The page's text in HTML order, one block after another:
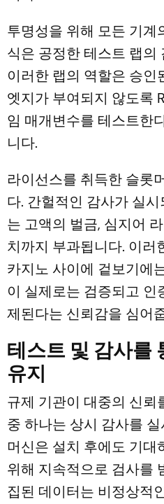
투명성을 위해 모든 기계
식은 공정한 테스트 랩의
이러한 랩의 역할은 승인
엣지가 부여되지 않도록
임 매개변수를 테스트한
니다.
라이선스를 취득한 슬롯
다. 간헐적인 감사가 실
는 고액의 벌금, 심지어
치까지 부과됩니다. 이러
카지노 사이에 겉보기에
이 실제로는 검증되고 인
제된다는 신뢰감을 심어
테스트 및 감사를
유지
규제 기관이 대중의 신뢰
중 하나는 상시 감사를
머신은 설치 후에도 기대
위해 지속적으로 검사를
집된 데이터는 비정상적